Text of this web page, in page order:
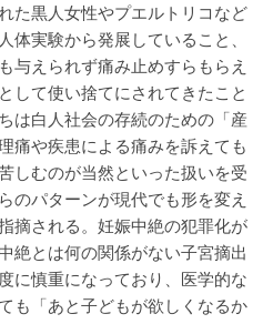
た黒人女性やプエルトリコなど
体実験から発展していること、
与えられず痛み止めすらもらえ
して使い捨てにされてきたこと
は白人社会の存続のための「産
痛や疾患による痛みを訴えても
しむのが当然といった扱いを受
のパターンが現代でも形を変え
摘される。妊娠中絶の犯罪化が
絶とは何の関係がない子宮摘出
に慎重になっており、医学的な
も「あと子どもが欲しくなるか